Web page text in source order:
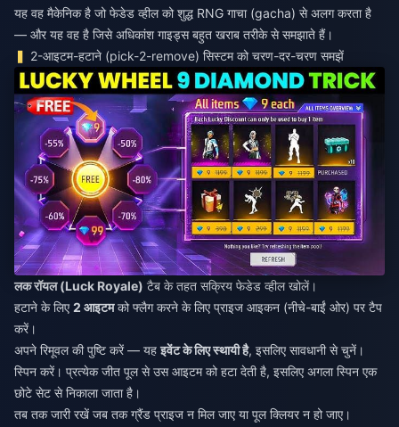
यह वह मैकेनिक है जो फेडेड व्हील को शुद्ध RNG गाचा (gacha) से अलग करता है
— और यह वह है जिसे अधिकांश गाइड्स बहुत खराब तरीके से समझाते हैं।
2-आइटम-हटाने (pick-2-remove) सिस्टम को चरण-दर-चरण समझें
लक रॉयल (Luck Royale) टैब के तहत सक्रिय फेडेड व्हील खोलें।
हटाने के लिए2 आइटमको फ्लैग करने के लिए प्राइज आइकन (नीचे-बाईं ओर) पर टैप
करें।
अपने रिमूवल की पुष्टि करें — यहइवेंट के लिए स्थायी है, इसलिए सावधानी से चुनें।
स्पिन करें। प्रत्येक जीत पूल से उस आइटम को हटा देती है, इसलिए अगला स्पिन एक
छोटे सेट से निकाला जाता है।
तब तक जारी रखें जब तक ग्रैंड प्राइज न मिल जाए या पूल क्लियर न हो जाए।